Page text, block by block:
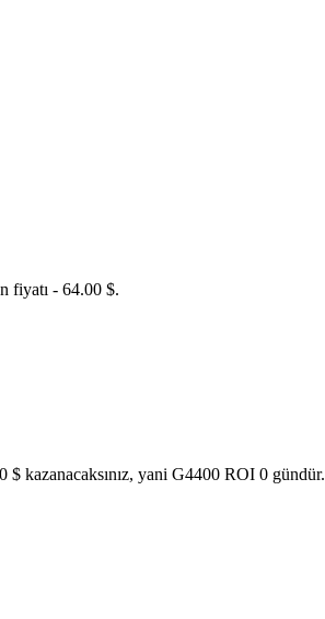
fiyatı - 64.00 $.
kazanacaksınız, yani G4400 ROI 0 gündür.